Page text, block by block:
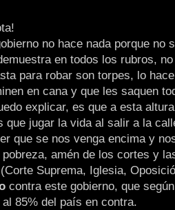
no hace nada porque no
en todos los rubros,
para robar son torpes, lo
en cana y que les saquen
explicar, es que a esta
que jugar la vida al salir a la
que se nos venga encima y
amén de los cortes y
Suprema, Iglesia,
contra este gobierno, que
85% del país en contra.